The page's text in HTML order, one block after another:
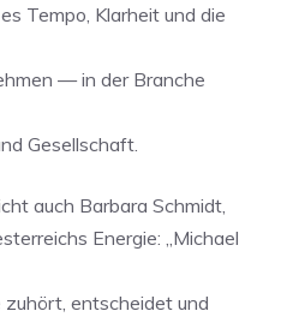
Tempo, Klarheit und die
— in der Branche
Gesellschaft.
auch Barbara Schmidt,
Energie: „Michael
entscheidet und